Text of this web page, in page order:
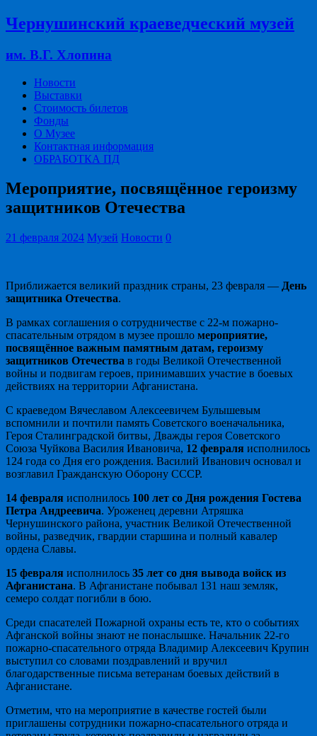
Чернушинский краеведческий музей
им. В.Г. Хлопина
Новости
Выставки
Стоимость билетов
Фонды
О Музее
Контактная информация
ОБРАБОТКА ПД
Мероприятие, посвящённое героизму
защитников Отечества
21 февраля 2024 Музей Новости 0
Приближается великий праздник страны, 23 февраля — День
защитника Отечества.
В рамках соглашения о сотрудничестве с 22-м пожарно-
спасательным отрядом в музее прошло мероприятие,
посвящённое важным памятным датам, героизму
защитников Отечества в годы Великой Отечественной
войны и подвигам героев, принимавших участие в боевых
действиях на территории Афганистана.
С краеведом Вячеславом Алексеевичем Булышевым
вспомнили и почтили память Советского военачальника,
Героя Сталинградской битвы, Дважды героя Советского
Союза Чуйкова Василия Ивановича, 12 февраля исполнилось
124 года со Дня его рождения. Василий Иванович основал и
возглавил Гражданскую Оборону СССР.
14 февраля исполнилось 100 лет со Дня рождения Гостева
Петра Андреевича. Уроженец деревни Атряшка
Чернушинского района, участник Великой Отечественной
войны, разведчик, гвардии старшина и полный кавалер
ордена Славы.
15 февраля исполнилось 35 лет со дня вывода войск из
Афганистана. В Афганистане побывал 131 наш земляк,
семеро солдат погибли в бою.
Среди спасателей Пожарной охраны есть те, кто о событиях
Афганской войны знают не понаслышке. Начальник 22-го
пожарно-спасательного отряда Владимир Алексеевич Крупин
выступил со словами поздравлений и вручил
благодарственные письма ветеранам боевых действий в
Афганистане.
Отметим, что на мероприятие в качестве гостей были
приглашены сотрудники пожарно-спасательного отряда и